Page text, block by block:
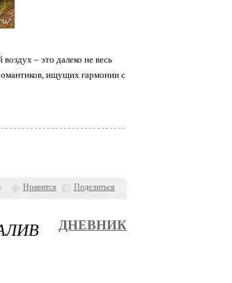
Нравится Поделиться
– это далеко не весь
ищущих гармонии с
ДНЕВНИК